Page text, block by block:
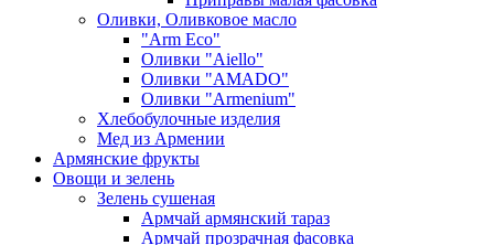
Оливки, Оливковое масло
"Arm Eco"
Оливки "Aiello"
Оливки "AMADO"
Оливки "Armenium"
Хлебобулочные изделия
Мед из Армении
Армянские фрукты
Овощи и зелень
Зелень сушеная
Армчай армянский тараз
Армчай прозрачная фасовка